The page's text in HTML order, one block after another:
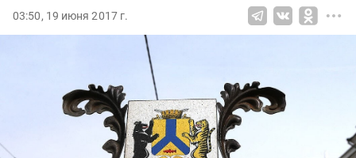
03:50, 19 июня 2017 г.